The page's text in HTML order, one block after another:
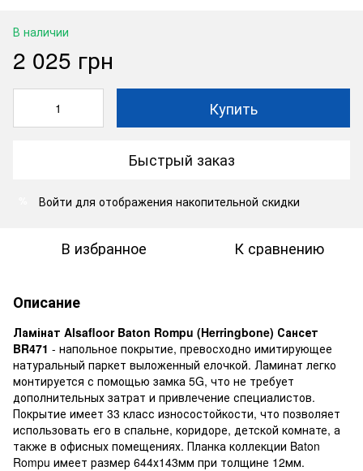
В наличии
2 025 грн
Купить
Быстрый заказ
Войти для отображения накопительной скидки
В избранное К сравнению
Описание
Ламінат Alsafloor Baton Rompu (Herringbone) Сансет
BR471 - напольное покрытие, превосходно имитирующее
натуральный паркет выложенный елочкой. Ламинат легко
монтируется с помощью замка 5G, что не требует
дополнительных затрат и привлечение специалистов.
Покрытие имеет 33 класс износостойкости, что позволяет
использовать его в спальне, коридоре, детской комнате, а
также в офисных помещениях. Планка коллекции Baton
Rompu имеет размер 644х143мм при толщине 12мм.